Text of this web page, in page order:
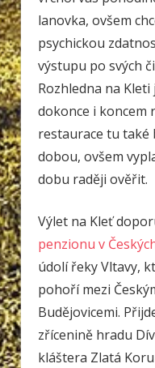
lanovka, ovšem
psychickou
výstupu po svých
Rozhledna na
dokonce i koncem
restaurace tu také
dobou, ovšem
dobu raději ověřit.
Výlet na Kleť
penzionu v
údolí řeky Vltavy,
pohoří mezi
Budějovicemi.
zřícenině hradu
kláštera Zlatá